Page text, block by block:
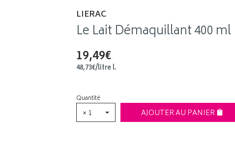
LIERAC
Le Lait Démaquillant 400 ml
19,49€
48,73€/litrel.
Quantité
× 1 AJOUTER AU PANIER